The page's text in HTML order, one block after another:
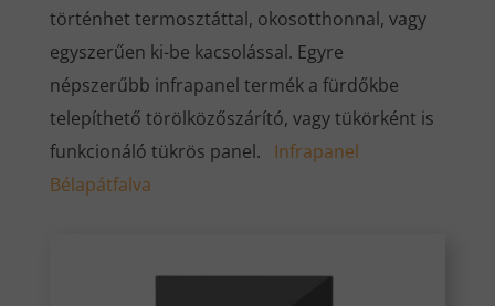
történhet termosztáttal, okosotthonnal, vagy
egyszerűen ki-be kacsolással. Egyre
népszerűbb infrapanel termék a fürdőkbe
telepíthető törölközőszárító, vagy tükörként is
funkcionáló tükrös panel. Infrapanel
Bélapátfalva